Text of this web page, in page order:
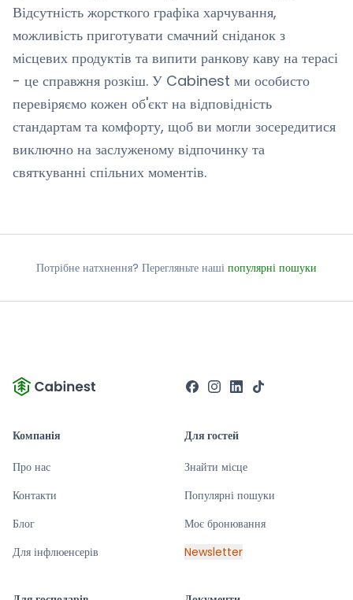
Відсутність жорсткого графіка харчування,
можливість приготувати смачний сніданок з
місцевих продуктів та випити ранкову каву на терасі
- це справжня розкіш. У Cabinest ми особисто
перевіряємо кожен об'єкт на відповідність
стандартам та комфорту, щоб ви могли зосередитися
виключно на заслуженому відпочинку та
святкуванні спільних моментів.
Потрібне натхнення? Перегляньте наші популярні пошуки
Компанія
Про нас
Контакти
Блог
Для інфлюенсерів
Для гостей
Знайти місце
Популярні пошуки
Моє бронювання
Newsletter